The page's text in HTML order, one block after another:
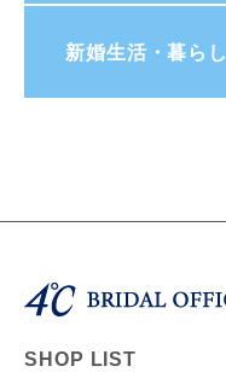
新婚生活・暮らし
SHOP LIST